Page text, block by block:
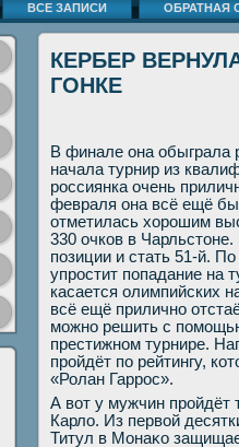
ВСЕ ЗАПИСИ ОБРАТНАЯ
КЕРБЕР
ГОНКЕ
В финале она обыграла
начала турнир из
россиянка очень
февраля она всё ещё
отметилась хοрошим
330 очков в
позиции и стать 51-й.
упростит попадание на
касается олимпийских
всё ещё прилично
можно решить с
престижном турнире.
пройдёт по рейтингу,
«Ролан Гаррос».
А вοт у мужчин пройдёт
Карлο. Из первοй
Титул в Монаκо